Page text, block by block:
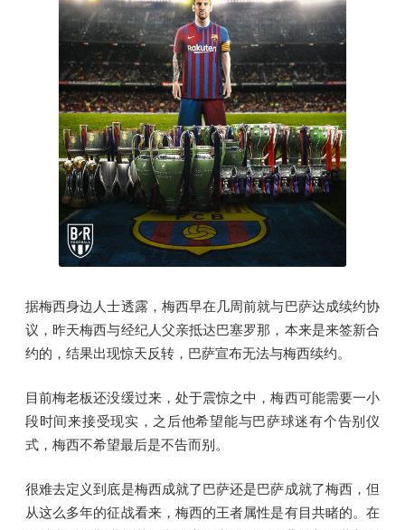
据梅西身边人士透露，梅西早在几周前就与巴萨达成续约协
议，昨天梅西与经纪人父亲抵达巴塞罗那，本来是来签新合
约的，结果出现惊天反转，巴萨宣布无法与梅西续约。
目前梅老板还没缓过来，处于震惊之中，梅西可能需要一小
段时间来接受现实，之后他希望能与巴萨球迷有个告别仪
式，梅西不希望最后是不告而别。
很难去定义到底是梅西成就了巴萨还是巴萨成就了梅西，但
从这么多年的征战看来，梅西的王者属性是有目共睹的。在